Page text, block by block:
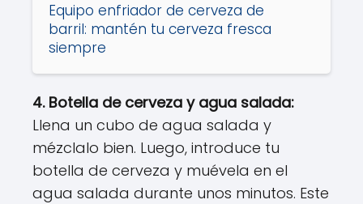
Equipo enfriador de cerveza de
barril: mantén tu cerveza fresca
siempre
4. Botella de cerveza y agua salada:
Llena un cubo de agua salada y
mézclalo bien. Luego, introduce tu
botella de cerveza y muévela en el
agua salada durante unos minutos. Este